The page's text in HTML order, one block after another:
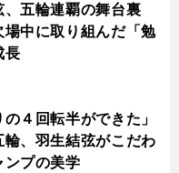
、五輪連覇の舞台裏
場中に取り組んだ「勉
長
の４回転半ができた」
輪、羽生結弦がこだわ
ンプの美学